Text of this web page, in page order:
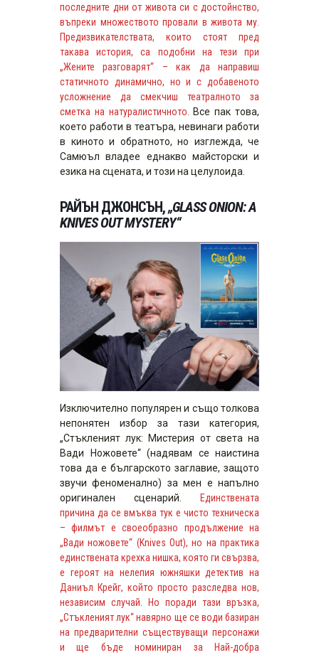
последните дни от живота си с достойнство,
въпреки множеството провали в живота му.
Предизвикателствата, които стоят пред
такава история, са подобни на тези при
„Жените разговарят“ – как да направиш
статичното динамично, но и с добавеното
усложнение да смекчиш театралното за
сметка на натуралистичното.
Все пак това,
което работи в театъра, невинаги работи
в киното и обратното, но изглежда, че
Самюъл владее еднакво майсторски и
езика на сцената, и този на целулоида.
РАЙЪН ДЖОНСЪН,„GLASS ONION: A
KNIVES OUT MYSTERY“
Изключително популярен и също толкова
непонятен избор за тази категория,
„Стъкленият лук: Мистерия от света на
Вади Ножовете“ (надявам се наистина
това да е българското заглавие, защото
звучи феноменално) за мен е напълно
оригинален сценарий.
Единствената
причина да се вмъква тук е чисто техническа
– филмът е своеобразно продължение на
„Вади ножовете“ (Knives Out), но на практика
единствената крехка нишка, която ги свързва,
е героят на нелепия южняшки детектив на
Даниъл Крейг, който просто разследва нов,
независим случай. Но поради тази връзка,
„Стъкленият лук“ навярно ще се води базиран
на предварителни съществуващи персонажи
и ще бъде номиниран за Най-добра